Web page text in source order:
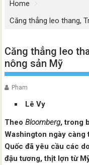
Home
Căng thẳng leo thang,
Căng thẳng leo
nông sản Mỹ
Pham
Lê Vy
TheoBloomberg, trong
Washington ngày
Quốc đã yêu cầu các
đậu tương, thịt lợn từ